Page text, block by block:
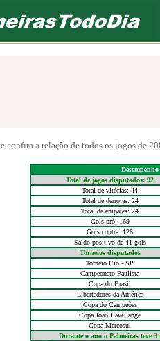
e confira a relação de todos os jogos de
Total de jogos disputados: 92
Total de vitórias: 44
Total de derrotas: 24
Total de empates: 24
Gols pró: 169
Gols contra: 128
Saldo positivo de 41 gols
Torneios disputados
Torneio Rio - SP
Campeonato Paulista
Copa do Brasil
Libertadores da América
Copa do Campeões
Copa João Havellange
Copa Mercosul
Durante o ano o Palmeiras teve